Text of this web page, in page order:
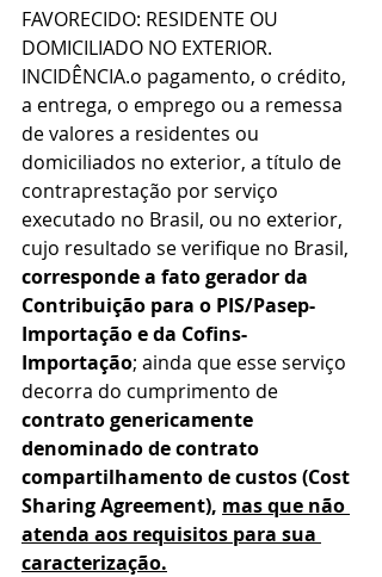
FAVORECIDO: RESIDENTE OU
DOMICILIADO NO EXTERIOR.
INCIDÊNCIA.o pagamento, o crédito,
a entrega, o emprego ou a remessa
de valores a residentes ou
domiciliados no exterior, a título de
contraprestação por serviço
executado no Brasil, ou no exterior,
cujo resultado se verifique no Brasil,
corresponde a fato gerador da
Contribuição para o PIS/Pasep-
Importação e da Cofins-
Importação; ainda que esse serviço
decorra do cumprimento de
contrato genericamente
denominado de contrato
compartilhamento de custos (Cost
Sharing Agreement), mas que não
atenda aos requisitos para sua
caracterização.